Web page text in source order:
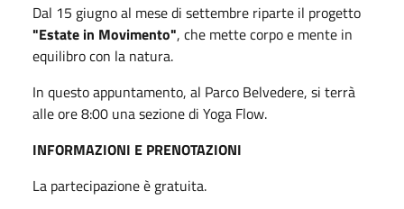
Dal 15 giugno al mese di settembre riparte il progetto
"Estate in Movimento", che mette corpo e mente in
equilibro con la natura.
In questo appuntamento, al Parco Belvedere, si terrà
alle ore 8:00 una sezione di Yoga Flow.
INFORMAZIONI E PRENOTAZIONI
La partecipazione è gratuita.